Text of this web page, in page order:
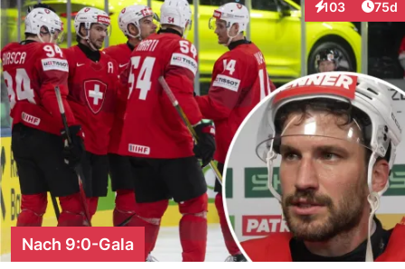
103
Interaktionen
75d
Nach 9:0-Gala